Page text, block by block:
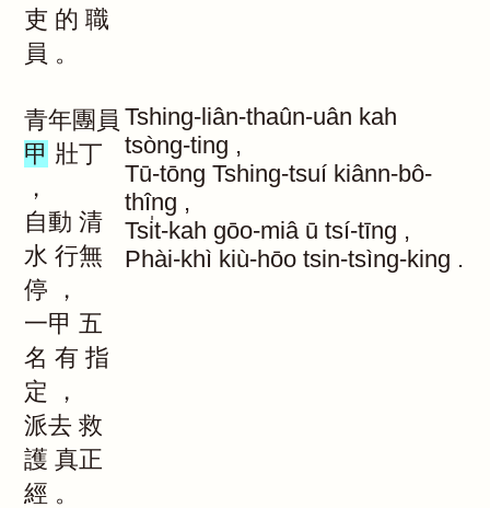
吏 的 職
員 。
青年團員
甲 壯丁
，
自動 清
水 行無
停
，
一甲 五
名 有 指
定
，
派去 救
護 真正
經 。
Tshing-liân-thaûn-uân kah
tsòng-ting ,
Tū-tōng Tshing-tsuí kiânn-bô-
thîng ,
Tsi̍t-kah gōo-miâ ū tsí-tīng ,
Phài-khì kiù-hōo tsin-tsìng-king .